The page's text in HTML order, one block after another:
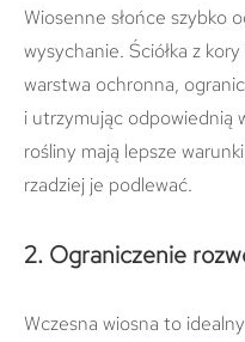
Wiosenne słońce szybko
wysychanie. Ściółka z
warstwa ochronna,
i utrzymując odpowiednią
rośliny mają lepsze
rzadziej je podlewać.
2. Ograniczenie
Wczesna wiosna to